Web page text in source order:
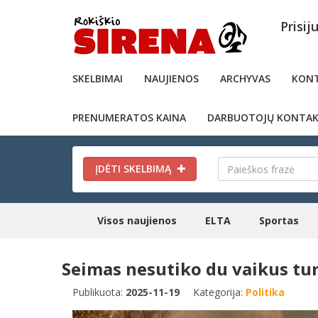
SKELBIMAI NAUJIENOS ARCHYVAS
PRENUMERATOS KAINA DARBUOTOJŲ
ĮDĖTI SKELBIMĄ
Visos naujienos ELTA Sportas
Seimas nesutiko du vaikus
Publikuota: 2025-11-19 Kategorija: Politika